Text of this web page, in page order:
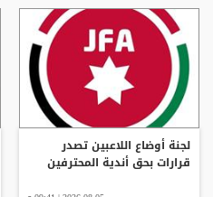
لجنة أوضاع اللاعبين تصدر
قرارات بحق أندية المحترفين